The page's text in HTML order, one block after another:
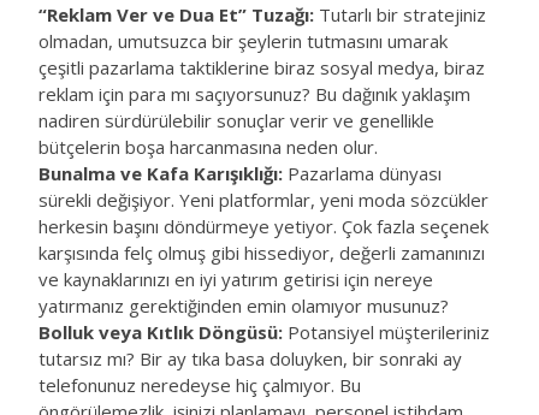
“Reklam Ver ve Dua Et” Tuzağı: Tutarlı bir stratejiniz
olmadan, umutsuzca bir şeylerin tutmasını umarak
çeşitli pazarlama taktiklerine biraz sosyal medya, biraz
reklam için para mı saçıyorsunuz? Bu dağınık yaklaşım
nadiren sürdürülebilir sonuçlar verir ve genellikle
bütçelerin boşa harcanmasına neden olur.
Bunalma ve Kafa Karışıklığı: Pazarlama dünyası
sürekli değişiyor. Yeni platformlar, yeni moda sözcükler
herkesin başını döndürmeye yetiyor. Çok fazla seçenek
karşısında felç olmuş gibi hissediyor, değerli zamanınızı
ve kaynaklarınızı en iyi yatırım getirisi için nereye
yatırmanız gerektiğinden emin olamıyor musunuz?
Bolluk veya Kıtlık Döngüsü: Potansiyel müşterileriniz
tutarsız mı? Bir ay tıka basa doluyken, bir sonraki ay
telefonunuz neredeyse hiç çalmıyor. Bu